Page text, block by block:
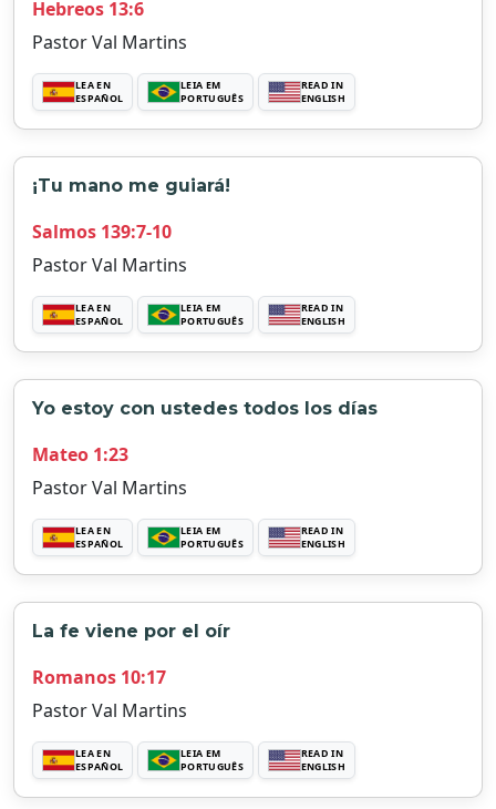
Hebreos 13:6
Pastor Val Martins
LEA EN
ESPAÑOL
LEIA EM
PORTUGUÊS
READ IN
ENGLISH
¡Tu mano me guiará!
Salmos 139:7-10
Pastor Val Martins
LEA EN
ESPAÑOL
LEIA EM
PORTUGUÊS
READ IN
ENGLISH
Yo estoy con ustedes todos los días
Mateo 1:23
Pastor Val Martins
LEA EN
ESPAÑOL
LEIA EM
PORTUGUÊS
READ IN
ENGLISH
La fe viene por el oír
Romanos 10:17
Pastor Val Martins
LEA EN
ESPAÑOL
LEIA EM
PORTUGUÊS
READ IN
ENGLISH